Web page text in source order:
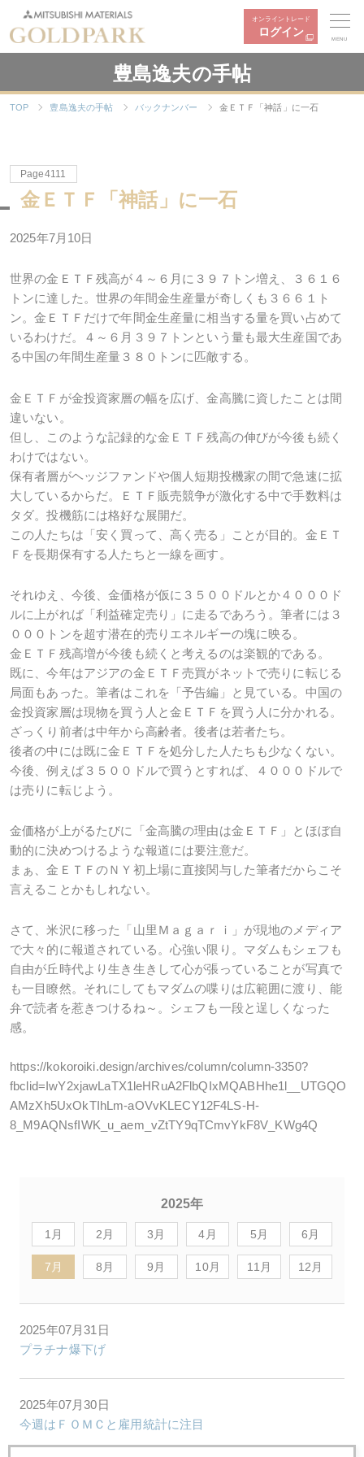
オンライントレード
ログイン
MENU
豊島逸夫の手帖
TOP 豊島逸夫の手帖 バックナンバー 金ＥＴＦ「神話」に一石
Page4111
金ＥＴＦ「神話」に一石
2025年7月10日
世界の金ＥＴＦ残高が４～６月に３９７トン増え、３６１６
トンに達した。世界の年間金生産量が奇しくも３６６１ト
ン。金ＥＴＦだけで年間金生産量に相当する量を買い占めて
いるわけだ。４～６月３９７トンという量も最大生産国であ
る中国の年間生産量３８０トンに匹敵する。
金ＥＴＦが金投資家層の幅を広げ、金高騰に資したことは間
違いない。
但し、このような記録的な金ＥＴＦ残高の伸びが今後も続く
わけではない。
保有者層がヘッジファンドや個人短期投機家の間で急速に拡
大しているからだ。ＥＴＦ販売競争が激化する中で手数料は
タダ。投機筋には格好な展開だ。
この人たちは「安く買って、高く売る」ことが目的。金ＥＴ
Ｆを長期保有する人たちと一線を画す。
それゆえ、今後、金価格が仮に３５００ドルとか４０００ド
ルに上がれば「利益確定売り」に走るであろう。筆者には３
０００トンを超す潜在的売りエネルギーの塊に映る。
金ＥＴＦ残高増が今後も続くと考えるのは楽観的である。
既に、今年はアジアの金ＥＴＦ売買がネットで売りに転じる
局面もあった。筆者はこれを「予告編」と見ている。中国の
金投資家層は現物を買う人と金ＥＴＦを買う人に分かれる。
ざっくり前者は中年から高齢者。後者は若者たち。
後者の中には既に金ＥＴＦを処分した人たちも少なくない。
今後、例えば３５００ドルで買うとすれば、４０００ドルで
は売りに転じよう。
金価格が上がるたびに「金高騰の理由は金ＥＴＦ」とほぼ自
動的に決めつけるような報道には要注意だ。
まぁ、金ＥＴＦのＮＹ初上場に直接関与した筆者だからこそ
言えることかもしれない。
さて、米沢に移った「山里Ｍａｇａｒｉ」が現地のメディア
で大々的に報道されている。心強い限り。マダムもシェフも
自由が丘時代より生き生きして心が張っていることが写真で
も一目瞭然。それにしてもマダムの喋りは広範囲に渡り、能
弁で読者を惹きつけるね～。シェフも一段と逞しくなった
感。
https://kokoroiki.design/archives/column/column-3350?
fbclid=IwY2xjawLaTX1leHRuA2FlbQIxMQABHhe1l__UTGQO
AMzXh5UxOkTIhLm-aOVvKLECY12F4LS-H-
8_M9AQNsfIWK_u_aem_vZtTY9qTCmvYkF8V_KWg4Q
2025年
1月 2月 3月 4月 5月 6月
7月 8月 9月 10月 11月 12月
2025年07月31日
プラチナ爆下げ
2025年07月30日
今週はＦＯＭＣと雇用統計に注目